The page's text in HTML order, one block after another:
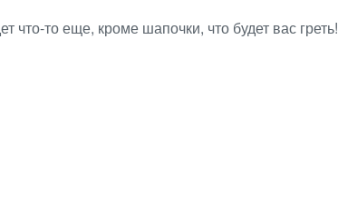
то еще, кроме шапочки, что будет вас греть!